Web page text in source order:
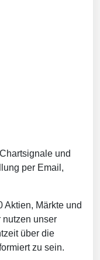
und
per Email,
Aktien, Märkte und
nutzen unser
über die
zu sein.